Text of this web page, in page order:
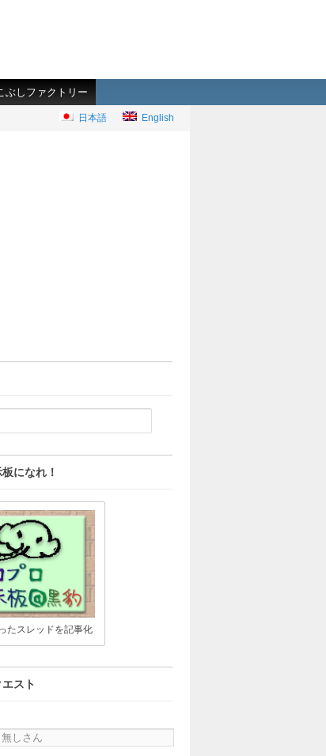
ぶしファクトリー
日本語 English
になれ！
たスレッドを記事化
スト